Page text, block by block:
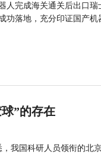
人完成海关通关后出口
功落地，充分印证国产
”的存在
我国科研人员领衔的